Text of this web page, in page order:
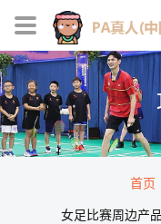
首页
女足比赛周边产